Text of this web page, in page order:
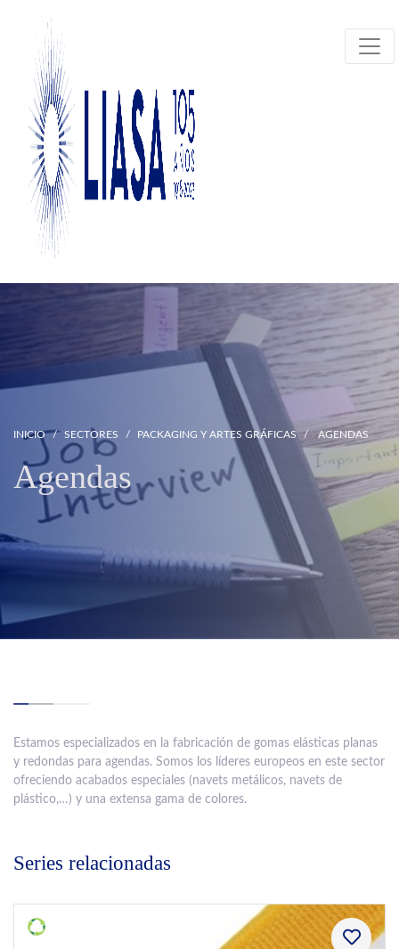
INICIO SECTORES PACKAGING Y ARTES GRÁFICAS AGENDAS
Agendas
Estamos especializados en la fabricación de gomas elásticas planas
y redondas para agendas. Somos los líderes europeos en este sector
ofreciendo acabados especiales (navets metálicos, navets de
plástico,…) y una extensa gama de colores.
Series relacionadas